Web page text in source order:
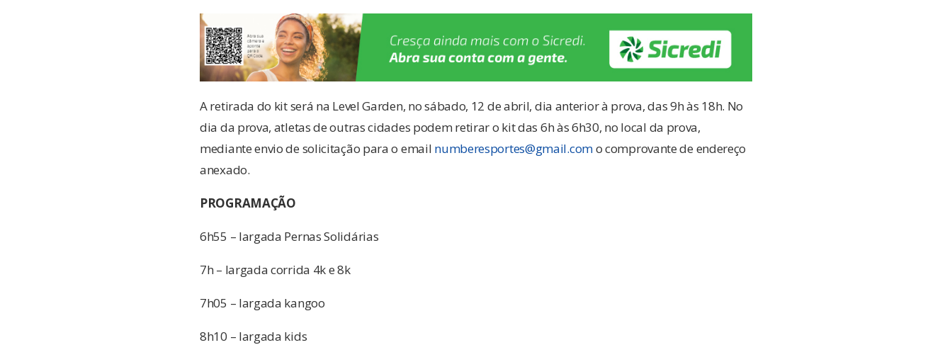
A retirada do kit será na Level Garden, no sábado, 12 de abril, dia anterior à prova, das 9h às 18h. No
dia da prova, atletas de outras cidades podem retirar o kit das 6h às 6h30, no local da prova,
mediante envio de solicitação para o email numberesportes@gmail.como comprovante de endereço
anexado.
PROGRAMAÇÃO
6h55 – largada Pernas Solidárias
7h – largada corrida 4k e 8k
7h05 – largada kangoo
8h10 – largada kids